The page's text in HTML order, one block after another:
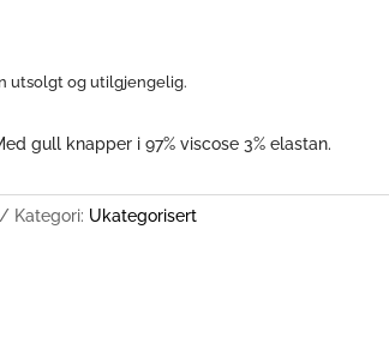
utsolgt og utilgjengelig.
gull knapper i 97% viscose 3% elastan.
Kategori: Ukategorisert